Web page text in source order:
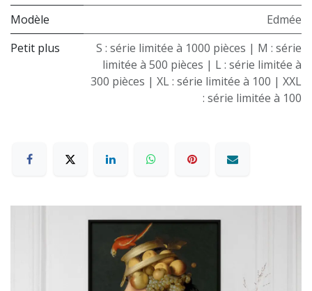
Modèle
Edmée
Petit plus
S : série limitée à 1000 pièces | M : série
limitée à 500 pièces | L : série limitée à
300 pièces | XL : série limitée à 100 | XXL
: série limitée à 100